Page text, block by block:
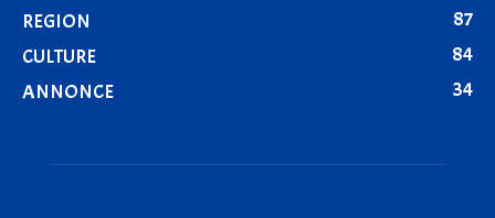
REGION
87
CULTURE
84
ANNONCE
34